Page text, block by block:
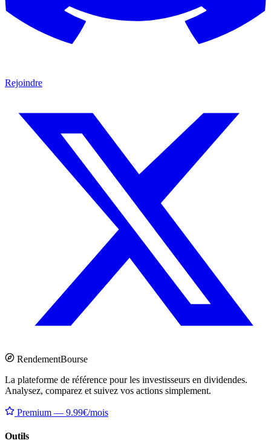
Rejoindre
RendementBourse
La plateforme de référence pour les investisseurs en dividendes.
Analysez, comparez et suivez vos actions simplement.
Premium — 9.99€/mois
Outils